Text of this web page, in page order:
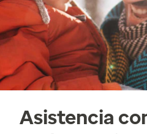
Asistencia